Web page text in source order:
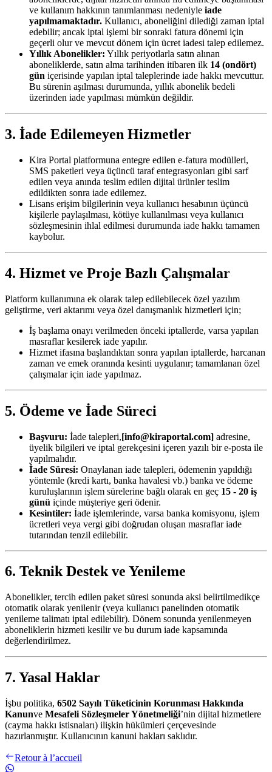
ve kullanım hakkının tanımlanması nedeniyle iade
yapılmamaktadır. Kullanıcı, aboneliğini dilediği zaman iptal
edebilir; ancak iptal işlemi bir sonraki fatura dönemi için
geçerli olur ve mevcut dönem için ücret iadesi talep edilemez.
Yıllık Abonelikler: Yıllık periyotlarla satın alınan
aboneliklerde, satın alma tarihinden itibaren ilk 14 (ondört)
gün içerisinde yapılan iptal taleplerinde iade hakkı mevcuttur.
Bu sürenin aşılması durumunda, yıllık abonelik bedeli
üzerinden iade yapılması mümkün değildir.
3. İade Edilemeyen Hizmetler
Kira Portal platformuna entegre edilen e-fatura modülleri,
SMS paketleri veya üçüncü taraf entegrasyonları gibi sarf
edilen veya anında teslim edilen dijital ürünler teslim
edildikten sonra iade edilemez.
Lisans erişim bilgilerinin veya kullanıcı hesabının üçüncü
kişilerle paylaşılması, kötüye kullanılması veya kullanıcı
sözleşmesinin ihlal edilmesi durumunda iade hakkı tamamen
kaybolur.
4. Hizmet ve Proje Bazlı Çalışmalar
Platform kullanımına ek olarak talep edilebilecek özel yazılım
geliştirme, veri aktarımı veya özel danışmanlık hizmetleri için;
İş başlama onayı verilmeden önceki iptallerde, varsa yapılan
masraflar kesilerek iade yapılır.
Hizmet ifasına başlandıktan sonra yapılan iptallerde, harcanan
zaman ve emek oranında kesinti uygulanır; tamamlanan özel
çalışmalar için iade yapılmaz.
5. Ödeme ve İade Süreci
Başvuru: İade talepleri,[info@kiraportal.com] adresine,
üyelik bilgileri ve iptal gerekçesini içeren yazılı bir e-posta ile
yapılmalıdır.
İade Süresi: Onaylanan iade talepleri, ödemenin yapıldığı
yöntemle (kredi kartı, banka havalesi vb.) banka ve ödeme
kuruluşlarının işlem sürelerine bağlı olarak en geç 15 - 20 iş
günü içinde müşteriye geri ödenir.
Kesintiler: İade işlemlerinde, varsa banka komisyonu, işlem
ücretleri veya vergi gibi doğrudan oluşan masraflar iade
tutarından tenzil edilebilir.
6. Teknik Destek ve Yenileme
Abonelikler, tercih edilen paket süresi sonunda aksi belirtilmedikçe
otomatik olarak yenilenir (veya kullanıcı panelinden otomatik
yenileme talimatı iptal edilebilir). Dönem sonunda yenilenmeyen
aboneliklerin hizmeti kesilir ve bu durum iade kapsamında
değerlendirilmez.
7. Yasal Haklar
İşbu politika, 6502 Sayılı Tüketicinin Korunması Hakkında
Kanunve Mesafeli Sözleşmeler Yönetmeliği’nin dijital hizmetlere
(cayma hakkı istisnaları) ilişkin hükümleri çerçevesinde
hazırlanmıştır. Kullanıcının kanuni hakları saklıdır.
Retour à l’accueil